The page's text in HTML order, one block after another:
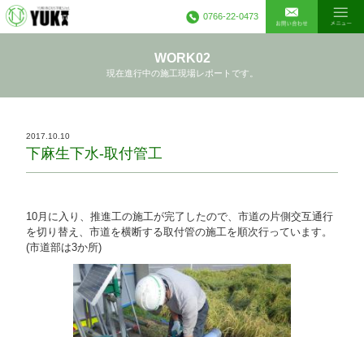
0766-22-0473
WORK02
現在進行中の施工現場レポートです。
2017.10.10
下麻生下水-取付管工
10月に入り、推進工の施工が完了したので、市道の片側交互通行
を切り替え、市道を横断する取付管の施工を順次行っています。
(市道部は3か所)